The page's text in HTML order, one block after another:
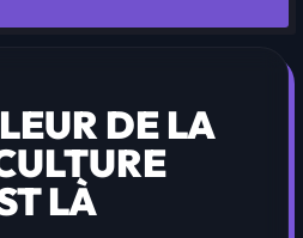
DE LA
LÀ